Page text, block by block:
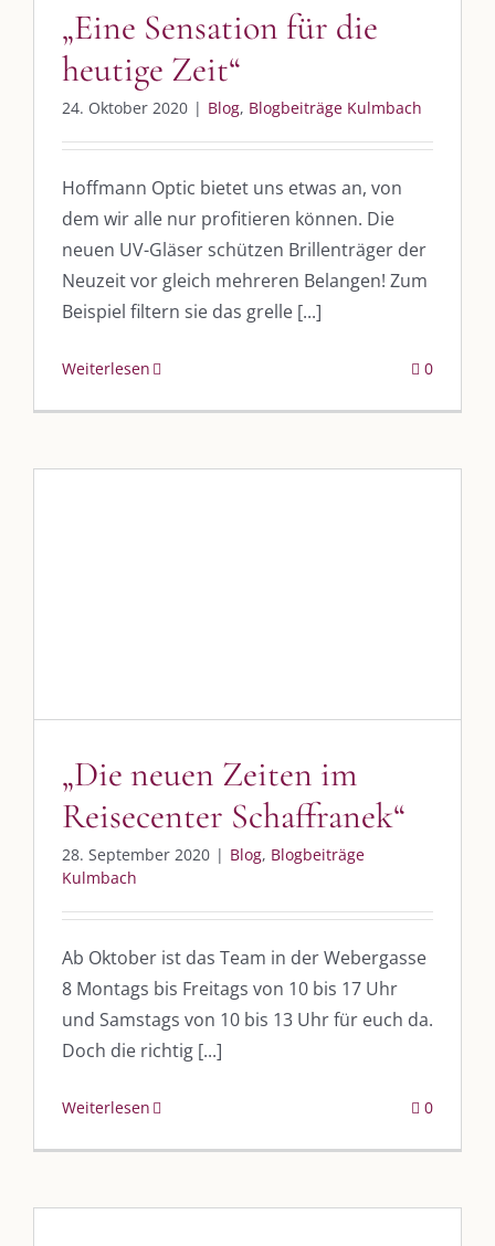
„Eine Sensation für die
heutige Zeit“
24. Oktober 2020 | Blog, Blogbeiträge Kulmbach
Hoffmann Optic bietet uns etwas an, von
dem wir alle nur profitieren können. Die
neuen UV-Gläser schützen Brillenträger der
Neuzeit vor gleich mehreren Belangen! Zum
Beispiel filtern sie das grelle [...]
Weiterlesen 0
„Die neuen Zeiten im
Reisecenter Schaffranek“
28. September 2020 | Blog, Blogbeiträge
Kulmbach
Ab Oktober ist das Team in der Webergasse
8 Montags bis Freitags von 10 bis 17 Uhr
und Samstags von 10 bis 13 Uhr für euch da.
Doch die richtig [...]
Weiterlesen 0